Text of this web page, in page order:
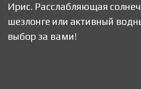
Ирис. Расслабляющая
шезлонге или активный
выбор за вами!